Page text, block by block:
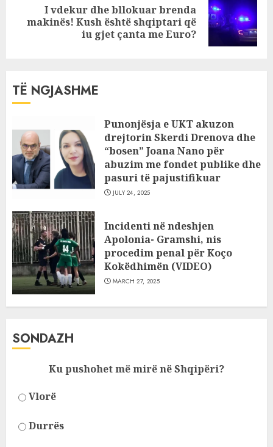
Next
I vdekur dhe bllokuar brenda
makinës! Kush është shqiptari që
iu gjet çanta me Euro?
TË NGJASHME
Punonjësja e UKT akuzon
drejtorin Skerdi Drenova dhe
“bosen” Joana Nano për
abuzim me fondet publike dhe
pasuri të pajustifikuar
JULY 24, 2025
Incidenti në ndeshjen
Apolonia- Gramshi, nis
procedim penal për Koço
Kokëdhimën (VIDEO)
MARCH 27, 2025
SONDAZH
Ku pushohet më mirë në Shqipëri?
Vlorë
Durrës